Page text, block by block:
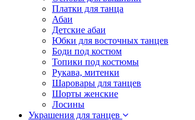
Платки для танца
Абаи
Детские абаи
Юбки для восточных танцев
Боди под костюм
Топики под костюмы
Рукава, митенки
Шаровары для танцев
Шорты женские
Лосины
Украшения для танцев